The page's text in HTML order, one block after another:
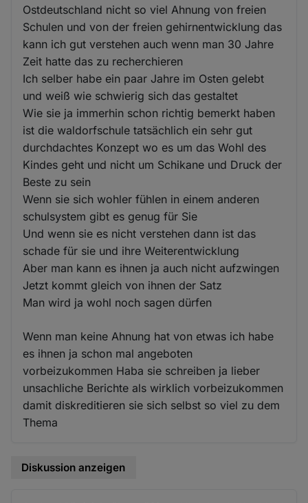
Ostdeutschland nicht so viel Ahnung von freien
Schulen und von der freien gehirnentwicklung das
kann ich gut verstehen auch wenn man 30 Jahre
Zeit hatte das zu recherchieren
Ich selber habe ein paar Jahre im Osten gelebt
und weiß wie schwierig sich das gestaltet
Wie sie ja immerhin schon richtig bemerkt haben
ist die waldorfschule tatsächlich ein sehr gut
durchdachtes Konzept wo es um das Wohl des
Kindes geht und nicht um Schikane und Druck der
Beste zu sein
Wenn sie sich wohler fühlen in einem anderen
schulsystem gibt es genug für Sie
Und wenn sie es nicht verstehen dann ist das
schade für sie und ihre Weiterentwicklung
Aber man kann es ihnen ja auch nicht aufzwingen
Jetzt kommt gleich von ihnen der Satz
Man wird ja wohl noch sagen dürfen
Wenn man keine Ahnung hat von etwas ich habe
es ihnen ja schon mal angeboten
vorbeizukommen Haba sie schreiben ja lieber
unsachliche Berichte als wirklich vorbeizukommen
damit diskreditieren sie sich selbst so viel zu dem
Thema
Diskussion anzeigen